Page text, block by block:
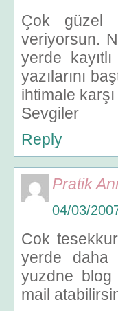
Çok güzel
veriyorsun.
yerde
yazılarını
ihtimale
Sevgiler
Reply
Pratik
04/03/
Cok
yerde daha
yuzdne blog
mail